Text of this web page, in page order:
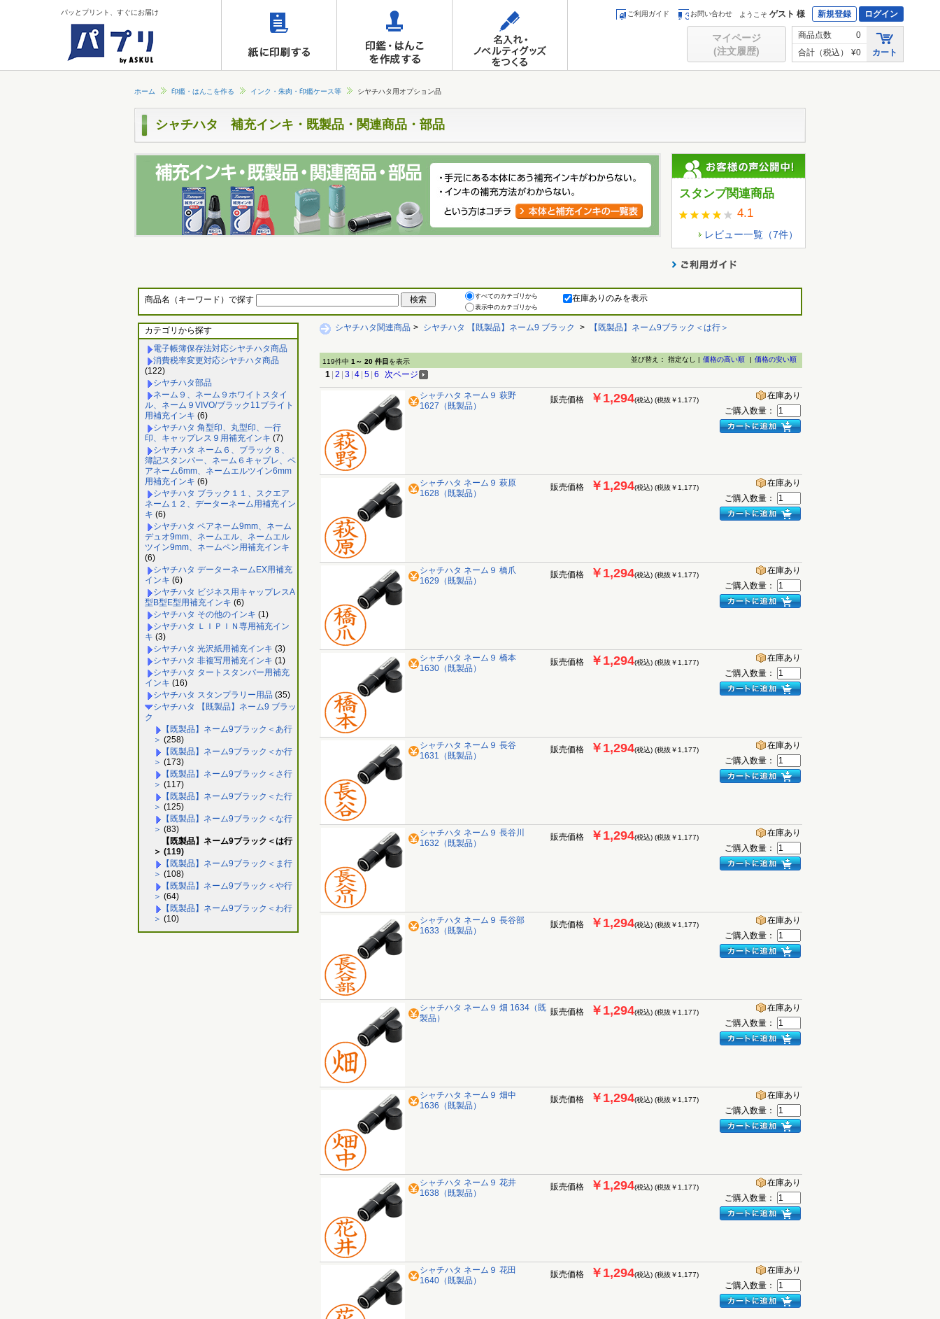
パッとプリント、すぐにお届け ご利用ガイド お問い合わせ ようこそ ゲスト 様 新規登録 ログイン
マイページ
(注文履歴)
商品点数
0
合計（税込）
¥0 カート
ホーム 印鑑・はんこを作る インク・朱肉・印鑑ケース等 シヤチハタ用オプション品
シャチハタ 補充インキ・既製品・関連商品・部品
スタンプ関連商品
4.1
レビュー一覧（7件）
商品名（キーワード）で探す
すべてのカテゴリから
表示中のカテゴリから
在庫ありのみを表示
カテゴリから探す
電子帳簿保存法対応シヤチハタ商品
消費税率変更対応シヤチハタ商品
(122)
シヤチハタ部品
ネーム９、ネーム９ホワイトスタイ
ル、ネーム９VIVO/ブラック11ブライト
用補充インキ (6)
シヤチハタ 角型印、丸型印、一行
印、キャップレス９用補充インキ (7)
シヤチハタ ネーム６、ブラック８、
簿記スタンパー、ネーム６キャプレ、ペ
アネーム6mm、ネームエルツイン6mm
用補充インキ (6)
シヤチハタ ブラック１１、スクエア
ネーム１２、データーネーム用補充イン
キ (6)
シヤチハタ ペアネーム9mm、ネーム
デュオ9mm、ネームエル、ネームエル
ツイン9mm、ネームペン用補充インキ
(6)
シヤチハタ データーネームEX用補充
インキ (6)
シヤチハタ ビジネス用キャップレスA
型B型E型用補充インキ (6)
シヤチハタ その他のインキ (1)
シヤチハタ ＬＩＰＩＮ専用補充イン
キ (3)
シヤチハタ 光沢紙用補充インキ (3)
シヤチハタ 非複写用補充インキ (1)
シヤチハタ タートスタンパー用補充
インキ (16)
シヤチハタ スタンプラリー用品 (35)
シヤチハタ 【既製品】ネーム9 ブラッ
ク
【既製品】ネーム9ブラック＜あ行
＞ (258)
【既製品】ネーム9ブラック＜か行
＞ (173)
【既製品】ネーム9ブラック＜さ行
＞ (117)
【既製品】ネーム9ブラック＜た行
＞ (125)
【既製品】ネーム9ブラック＜な行
＞ (83)
【既製品】ネーム9ブラック＜は行
＞ (119)
【既製品】ネーム9ブラック＜ま行
＞ (108)
【既製品】ネーム9ブラック＜や行
＞ (64)
【既製品】ネーム9ブラック＜わ行
＞ (10)
シヤチハタ関連商品 > シヤチハタ 【既製品】ネーム9 ブラック > 【既製品】ネーム9ブラック＜は行＞
119件中 1～ 20 件目 を表示 並び替え： 指定なし | 価格の高い順 | 価格の安い順
1 2 3 4 5 6 次ページ
シャチハタ ネーム９ 萩野
1627（既製品）
販売価格 ￥1,294(税込) (税抜￥1,177)
在庫あり
ご購入数量：
シャチハタ ネーム９ 萩原
1628（既製品）
販売価格 ￥1,294(税込) (税抜￥1,177)
在庫あり
ご購入数量：
シャチハタ ネーム９ 橋爪
1629（既製品）
販売価格 ￥1,294(税込) (税抜￥1,177)
在庫あり
ご購入数量：
シャチハタ ネーム９ 橋本
1630（既製品）
販売価格 ￥1,294(税込) (税抜￥1,177)
在庫あり
ご購入数量：
シャチハタ ネーム９ 長谷
1631（既製品）
販売価格 ￥1,294(税込) (税抜￥1,177)
在庫あり
ご購入数量：
シャチハタ ネーム９ 長谷川
1632（既製品）
販売価格 ￥1,294(税込) (税抜￥1,177)
在庫あり
ご購入数量：
シャチハタ ネーム９ 長谷部
1633（既製品）
販売価格 ￥1,294(税込) (税抜￥1,177)
在庫あり
ご購入数量：
シャチハタ ネーム９ 畑 1634（既
製品）
販売価格 ￥1,294(税込) (税抜￥1,177)
在庫あり
ご購入数量：
シャチハタ ネーム９ 畑中
1636（既製品）
販売価格 ￥1,294(税込) (税抜￥1,177)
在庫あり
ご購入数量：
シャチハタ ネーム９ 花井
1638（既製品）
販売価格 ￥1,294(税込) (税抜￥1,177)
在庫あり
ご購入数量：
シャチハタ ネーム９ 花田
1640（既製品）
販売価格 ￥1,294(税込) (税抜￥1,177)
在庫あり
ご購入数量：